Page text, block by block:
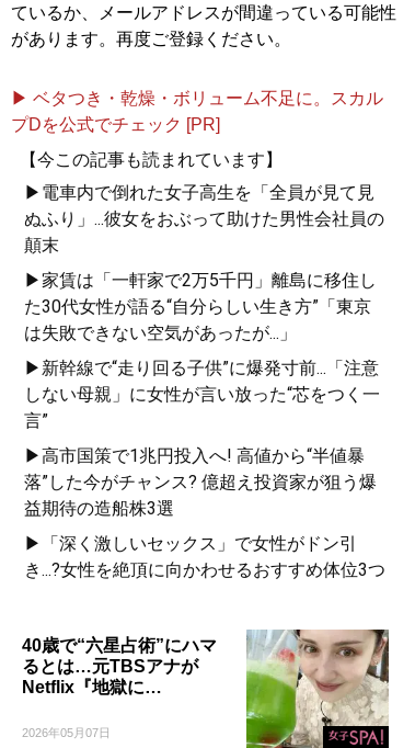
ているか、メールアドレスが間違っている可能性
があります。再度ご登録ください。
▶ ベタつき・乾燥・ボリューム不足に。スカル
プDを公式でチェック [PR]
【今この記事も読まれています】
▶電車内で倒れた女子高生を「全員が見て見
ぬふり」...彼女をおぶって助けた男性会社員の
顛末
▶家賃は「一軒家で2万5千円」離島に移住し
た30代女性が語る“自分らしい生き方”「東京
は失敗できない空気があったが...」
▶新幹線で“走り回る子供”に爆発寸前...「注意
しない母親」に女性が言い放った“芯をつく一
言”
▶高市国策で1兆円投入へ! 高値から“半値暴
落”した今がチャンス? 億超え投資家が狙う爆
益期待の造船株3選
▶「深く激しいセックス」で女性がドン引
き...?女性を絶頂に向かわせるおすすめ体位3つ
40歳で“六星占術”にハマ
るとは…元TBSアナが
Netflix『地獄に…
2026年05月07日